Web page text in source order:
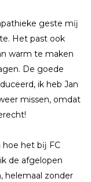
geste mĳ
Het past ook
warm te maken
De goede
ik heb Jan
missen, omdat
het bĳ FC
de afgelopen
helemaal zonder